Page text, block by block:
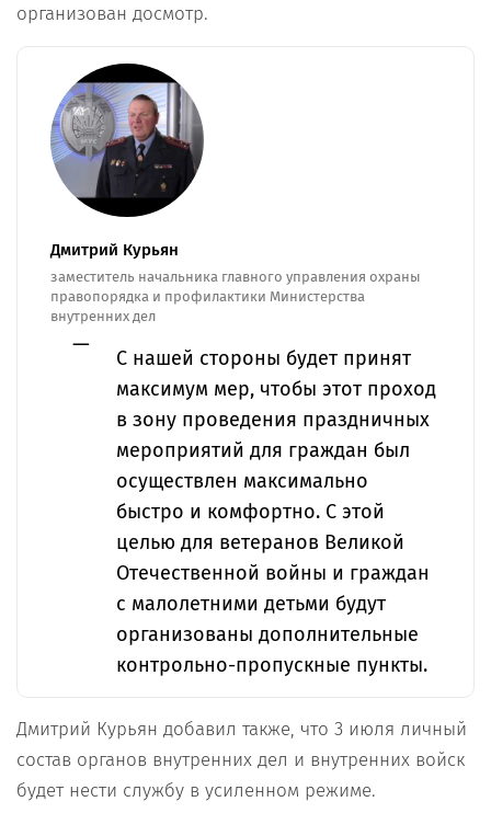
организован досмотр.
Дмитрий Курьян
заместитель начальника главного управления охраны
правопорядка и профилактики Министерства
внутренних дел
С нашей стороны будет принят
максимум мер, чтобы этот проход
в зону проведения праздничных
мероприятий для граждан был
осуществлен максимально
быстро и комфортно. С этой
целью для ветеранов Великой
Отечественной войны и граждан
с малолетними детьми будут
организованы дополнительные
контрольно-пропускные пункты.
Дмитрий Курьян добавил также, что 3 июля личный
состав органов внутренних дел и внутренних войск
будет нести службу в усиленном режиме.